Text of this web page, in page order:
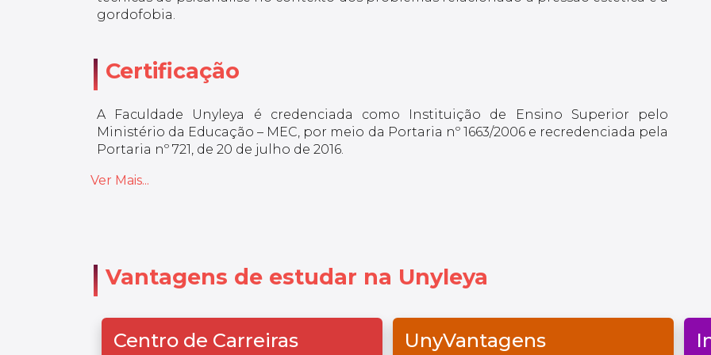
gordofobia.
Certificação
A Faculdade Unyleya é credenciada como Instituição de Ensino Superior pelo
Ministério da Educação – MEC, por meio da Portaria nº 1663/2006 e recredenciada pela
Portaria nº 721, de 20 de julho de 2016.
Ver Mais...
Vantagens de estudar na Unyleya
Centro de Carreiras UnyVantagens